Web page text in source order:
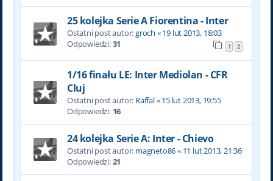
25 kolejka Serie A Fiorentina - Inter
Ostatni post autor:groch «19 lut 2013, 18:03
Odpowiedzi:31 1 2
1/16 finału LE: Inter Mediolan - CFR
Cluj
Ostatni post autor: Raffal«15 lut 2013, 19:55
Odpowiedzi: 16
24 kolejka Serie A: Inter - Chievo
Ostatni post autor: magneto86« 11 lut 2013, 21:36
Odpowiedzi:21